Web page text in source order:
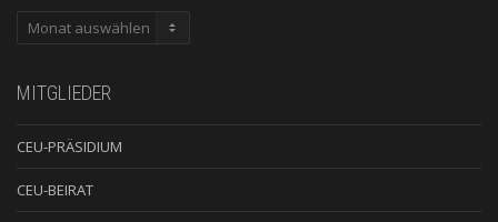
ARCHIV
MITGLIEDER
CEU-PRÄSIDIUM
CEU-BEIRAT